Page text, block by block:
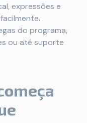
expressões e
do programa,
ou até suporte